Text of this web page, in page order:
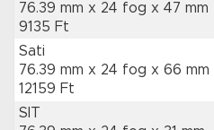
76.39 mm x 24 fog x 47 mm
9135 Ft
Sati
76.39 mm x 24 fog x 66 mm
12159 Ft
SIT